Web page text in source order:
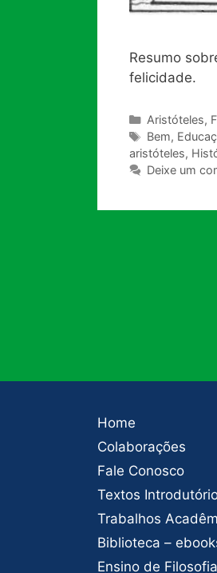
Resumo
felicidade.
Categorias
Aristóteles,
Tags
Bem,
aristóteles,
Deixe um
Home
Colaborações
Fale Conosco
Textos
Trabalhos
Biblioteca –
Ensino de Filosofia